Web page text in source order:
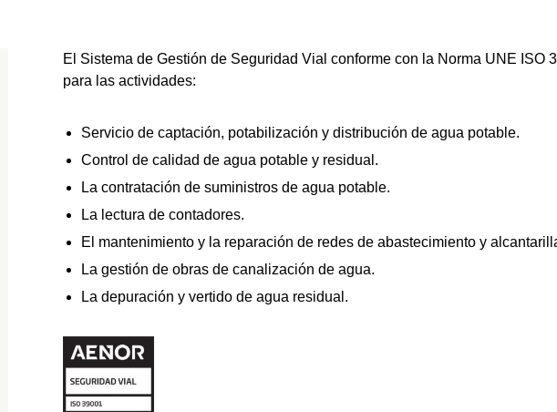
El Sistema de Gestión de Seguridad Vial conforme con la Norma UNE ISO
para las actividades:
Servicio de captación, potabilización y distribución de agua potable.
Control de calidad de agua potable y residual.
La contratación de suministros de agua potable.
La lectura de contadores.
El mantenimiento y la reparación de redes de abastecimiento y
La gestión de obras de canalización de agua.
La depuración y vertido de agua residual.